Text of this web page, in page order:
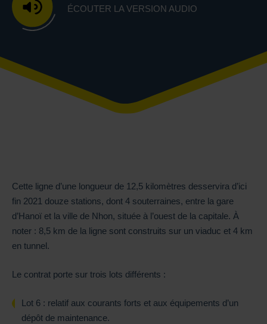
ÉCOUTER LA VERSION AUDIO
Cette ligne d’une longueur de 12,5 kilomètres desservira d’ici
fin 2021 douze stations, dont 4 souterraines, entre la gare
d’Hanoï et la ville de Nhon, située à l’ouest de la capitale. À
noter : 8,5 km de la ligne sont construits sur un viaduc et 4 km
en tunnel.
Le contrat porte sur trois lots différents :
Lot 6 : relatif aux courants forts et aux équipements d’un
dépôt de maintenance.